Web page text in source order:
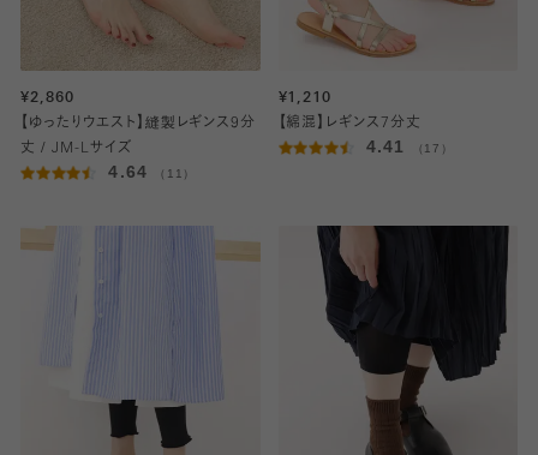
¥2,860
【ゆったりウエスト】縫製レギンス9分
丈 / JM-Lサイズ
4.64 （11）
¥1,210
【綿混】レギンス7分丈
4.41 （17）